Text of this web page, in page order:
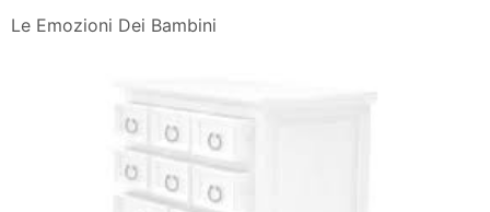
Le Emozioni Dei Bambini